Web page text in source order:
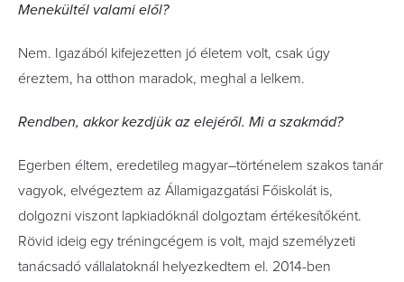
Menekültél valami elől?
Nem. Igazából kifejezetten jó életem volt, csak úgy
éreztem, ha otthon maradok, meghal a lelkem.
Rendben, akkor kezdjük az elejéről. Mi a szakmád?
Egerben éltem, eredetileg magyar–történelem szakos tanár
vagyok, elvégeztem az Államigazgatási Főiskolát is,
dolgozni viszont lapkiadóknál dolgoztam értékesítőként.
Rövid ideig egy tréningcégem is volt, majd személyzeti
tanácsadó vállalatoknál helyezkedtem el. 2014-ben